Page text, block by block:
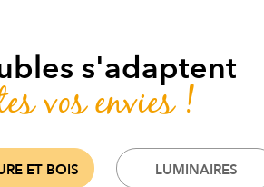
s'adaptent
vos envies !
ET BOIS LUMINAIRES